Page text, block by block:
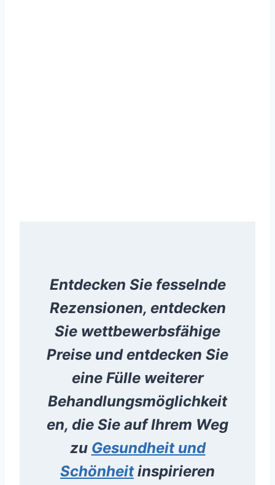
Entdecken Sie fesselnde
Rezensionen, entdecken
Sie wettbewerbsfähige
Preise und entdecken Sie
eine Fülle weiterer
Behandlungsmöglichkeit
en, die Sie auf Ihrem Weg
zu Gesundheit und
Schönheitinspirieren